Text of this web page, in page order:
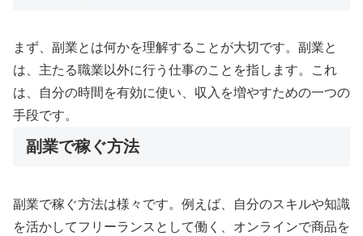
まず、副業とは何かを理解することが大切です。副業と
は、主たる職業以外に行う仕事のことを指します。これ
は、自分の時間を有効に使い、収入を増やすための一つの
手段です。
副業で稼ぐ方法
副業で稼ぐ方法は様々です。例えば、自分のスキルや知識
を活かしてフリーランスとして働く、オンラインで商品を